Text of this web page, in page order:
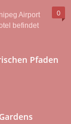
0
Airport
befindet
Pfaden